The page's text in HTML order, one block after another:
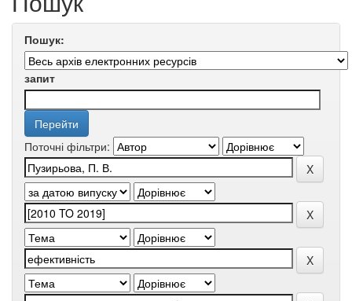
Пошук:
запит
Поточні фільтри: